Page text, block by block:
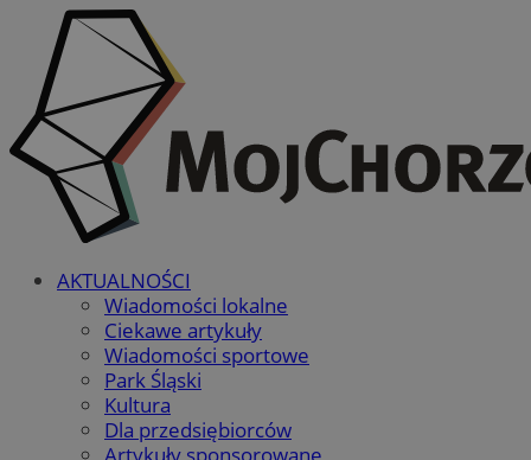
AKTUALNOŚCI
Wiadomości lokalne
Ciekawe artykuły
Wiadomości sportowe
Park Śląski
Kultura
Dla przedsiębiorców